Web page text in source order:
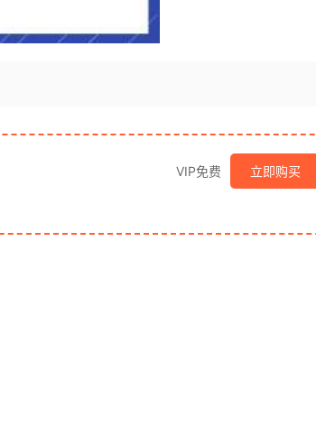
VIP免费 立即购买